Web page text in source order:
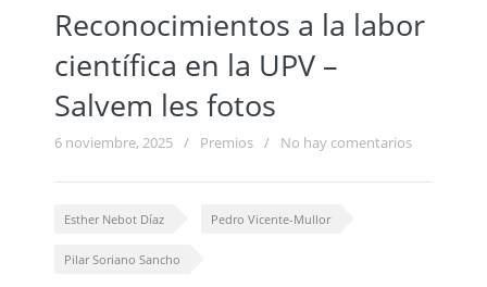
Reconocimientos a la labor
científica en la UPV –
Salvem les fotos
6 noviembre, 2025 / Premios / No hay comentarios
Esther Nebot Díaz Pedro Vicente-Mullor
Pilar Soriano Sancho